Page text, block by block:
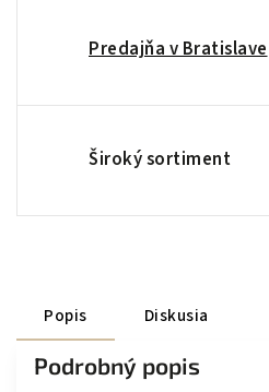
Predajňa v Bratislave
Široký sortiment
Popis Diskusia
Podrobný popis